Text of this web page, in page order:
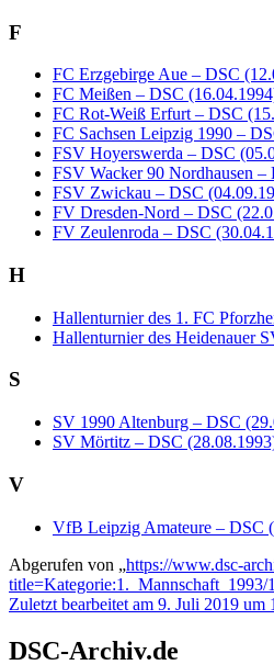
F
FC Erzgebirge Aue – DSC
FC Meißen – DSC
FC Rot-Weiß Erfurt – DSC
FC Sachsen Leipzig 1990 –
FSV Hoyerswerda – DSC
FSV Wacker 90 Nordhausen –
FSV Zwickau – DSC
FV Dresden-Nord – DSC
FV Zeulenroda – DSC
H
Hallenturnier des 1. FC
Hallenturnier des Heidenauer
S
SV 1990 Altenburg – DSC
SV Mörtitz – DSC
V
VfB Leipzig Amateure – DSC
Abgerufen von „https://www.dsc-
Zuletzt bearbeitet am 9. Juli 2019 um
DSC-Archiv.de